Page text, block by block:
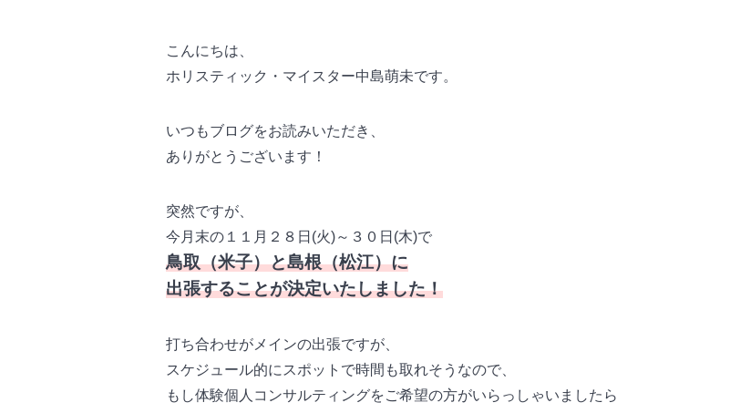
こんにちは、
ホリスティック・マイスター中島萌未です。
いつもブログをお読みいただき、
ありがとうございます！
突然ですが、
今月末の１１月２８日(火)～３０日(木)で
鳥取（米子）と島根（松江）に
出張することが決定いたしました！
打ち合わせがメインの出張ですが、
スケジュール的にスポットで時間も取れそうなので、
もし体験個人コンサルティングをご希望の方がいらっしゃいましたら